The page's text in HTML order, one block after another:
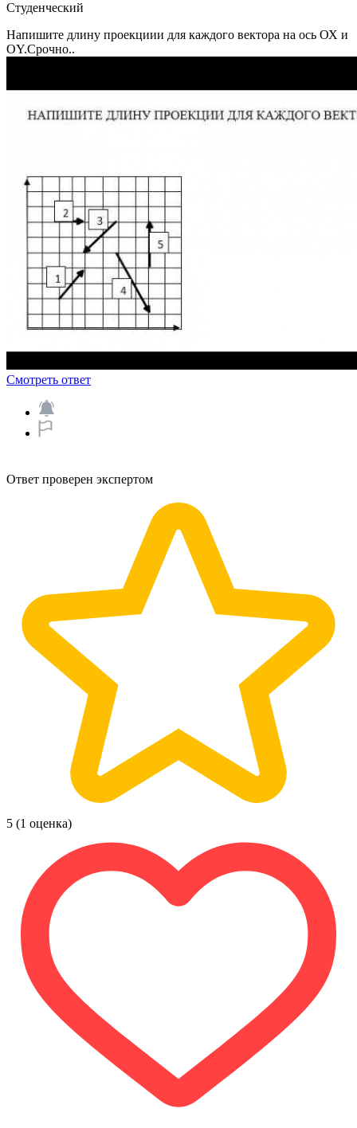
Студенческий
Напишите длину проекциии для каждого вектора на ось ОХ и
ОY.Срочно..​
Смотреть ответ
Ответ проверен экспертом
5 (1 оценка)